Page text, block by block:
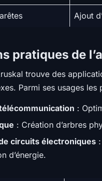
Ajout
pratiques de
trouve des
Parmi ses usages
:
: Création d’arbres
circuits électroniques
d’énergie.